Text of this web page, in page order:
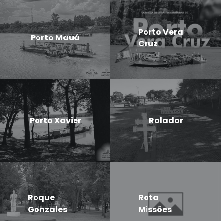
Porto Mauá
Porto Vera
Cruz
Porto Xavier Rolador
Roque
Gonzales
Rota
Missões